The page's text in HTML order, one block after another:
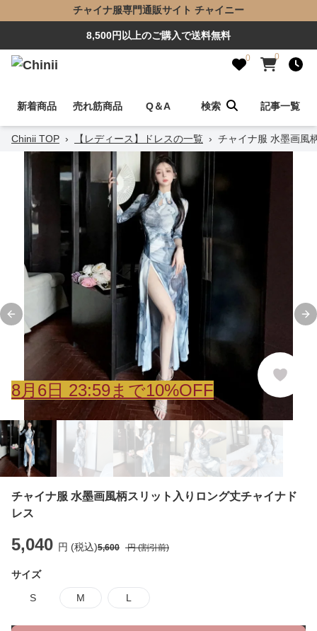
チャイナ服専門通販サイト チャイニー
8,500円以上のご購入で送料無料
0 0
新着商品 売れ筋商品 Q＆A 検索 記事一覧
Chinii TOP › 【レディース】ドレスの一覧 › チャイナ服 水墨画風
Previous slide
8月 6日 23:59まで10%OFF
チャイナ服 水墨画風柄スリット入りロング丈チャイナド
レス
5,040 円 (税込)5,600 円 (割引前)
サイズ
S M L